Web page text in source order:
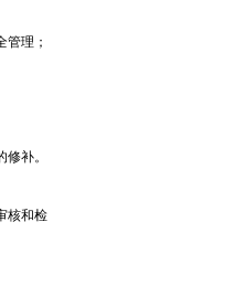
管理；
补。
核和检